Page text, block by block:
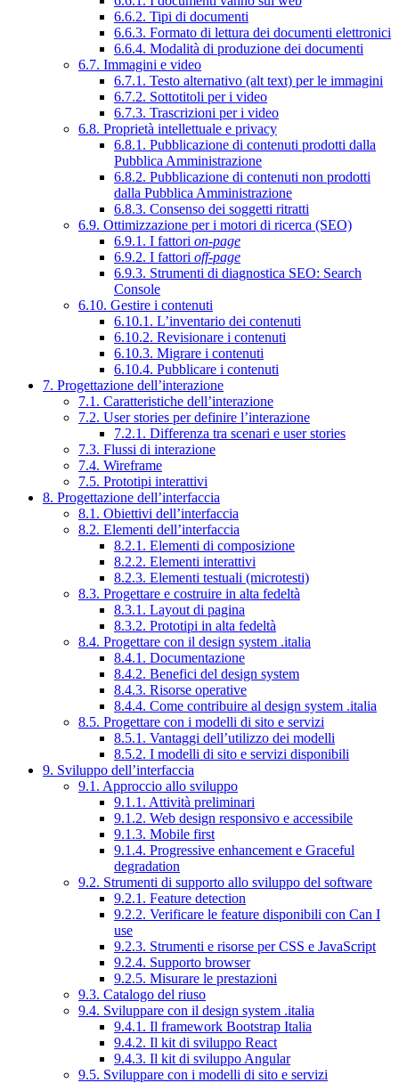
6.6.2. Tipi di documenti
6.6.3. Formato di lettura dei documenti elettronici
6.6.4. Modalità di produzione dei documenti
6.7. Immagini e video
6.7.1. Testo alternativo (alt text) per le immagini
6.7.2. Sottotitoli per i video
6.7.3. Trascrizioni per i video
6.8. Proprietà intellettuale e privacy
6.8.1. Pubblicazione di contenuti prodotti dalla
Pubblica Amministrazione
6.8.2. Pubblicazione di contenuti non prodotti
dalla Pubblica Amministrazione
6.8.3. Consenso dei soggetti ritratti
6.9. Ottimizzazione per i motori di ricerca (SEO)
6.9.1. I fattori on-page
6.9.2. I fattori off-page
6.9.3. Strumenti di diagnostica SEO: Search
Console
6.10. Gestire i contenuti
6.10.1. L’inventario dei contenuti
6.10.2. Revisionare i contenuti
6.10.3. Migrare i contenuti
6.10.4. Pubblicare i contenuti
7. Progettazione dell’interazione
7.1. Caratteristiche dell’interazione
7.2. User stories per definire l’interazione
7.2.1. Differenza tra scenari e user stories
7.3. Flussi di interazione
7.4. Wireframe
7.5. Prototipi interattivi
8. Progettazione dell’interfaccia
8.1. Obiettivi dell’interfaccia
8.2. Elementi dell’interfaccia
8.2.1. Elementi di composizione
8.2.2. Elementi interattivi
8.2.3. Elementi testuali (microtesti)
8.3. Progettare e costruire in alta fedeltà
8.3.1. Layout di pagina
8.3.2. Prototipi in alta fedeltà
8.4. Progettare con il design system .italia
8.4.1. Documentazione
8.4.2. Benefici del design system
8.4.3. Risorse operative
8.4.4. Come contribuire al design system .italia
8.5. Progettare con i modelli di sito e servizi
8.5.1. Vantaggi dell’utilizzo dei modelli
8.5.2. I modelli di sito e servizi disponibili
9. Sviluppo dell’interfaccia
9.1. Approccio allo sviluppo
9.1.1. Attività preliminari
9.1.2. Web design responsivo e accessibile
9.1.3. Mobile first
9.1.4. Progressive enhancement e Graceful
degradation
9.2. Strumenti di supporto allo sviluppo del software
9.2.1. Feature detection
9.2.2. Verificare le feature disponibili con Can I
use
9.2.3. Strumenti e risorse per CSS e JavaScript
9.2.4. Supporto browser
9.2.5. Misurare le prestazioni
9.3. Catalogo del riuso
9.4. Sviluppare con il design system .italia
9.4.1. Il framework Bootstrap Italia
9.4.2. Il kit di sviluppo React
9.4.3. Il kit di sviluppo Angular
9.5. Sviluppare con i modelli di sito e servizi